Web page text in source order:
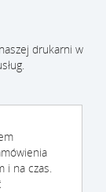
drukarni w
i na czas.